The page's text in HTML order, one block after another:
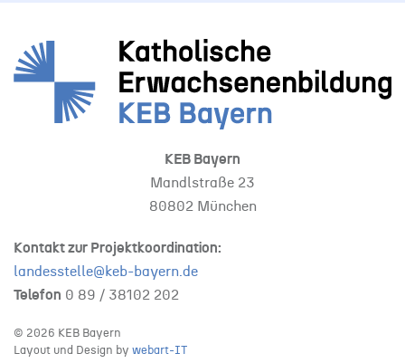
KEB Bayern
Mandlstraße 23
80802 München
Kontakt zur Projektkoordination:
landesstelle@keb-bayern.de
Telefon 0 89 / 38102 202
© 2026 KEB Bayern
Layout und Design by webart-IT